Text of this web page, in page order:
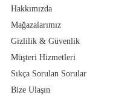
Hakkımızda
Mağazalarımız
Gizlilik & Güvenlik
Müşteri Hizmetleri
Sıkça Sorulan Sorular
Bize Ulaşın